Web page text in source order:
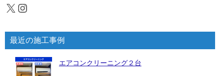
X Instagram
最近の施工事例
エアコンクリーニング２台